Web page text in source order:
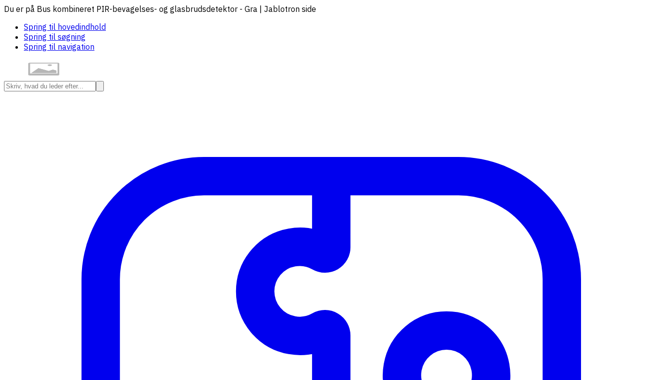
Du er på Bus kombineret PIR-bevagelses- og glasbrudsdetektor - Gra | Jablotron side
Spring til hovedindhold
Spring til søgning
Spring til navigation